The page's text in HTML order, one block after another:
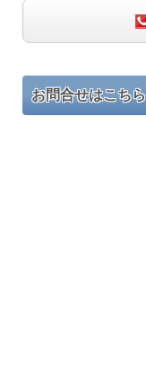
お問合せはこちら